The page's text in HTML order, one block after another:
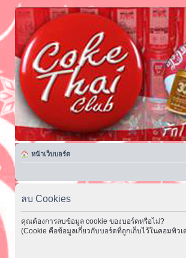
หน้าเว็บบอร์ด
ลบ Cookies
คุณต้องการลบข้อมูล cookie ของบอร์ดหรือไม่?
(Cookie คือข้อมูลเกี่ยวกับบอร์ดที่ถูกเก็บไว้ในคอมพิว